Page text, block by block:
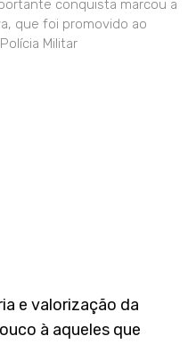
conquista marcou a
que foi promovido ao
Militar
e valorização da
à aqueles que